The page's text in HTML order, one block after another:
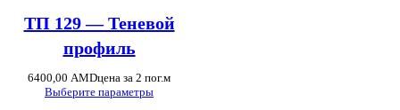
ТП 129 — Теневой
профиль
6400,00 AMDцена за 2 пог.м
Выберите параметры